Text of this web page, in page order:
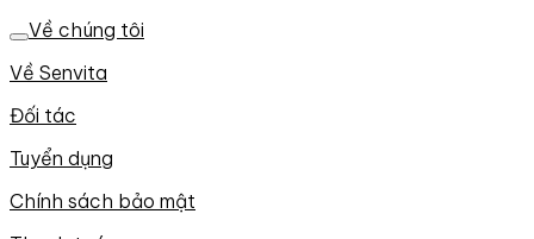
Về chúng tôi
Về Senvita
Đối tác
Tuyển dụng
Chính sách bảo mật